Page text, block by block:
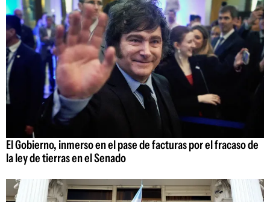
El Gobierno, inmerso en el pase de facturas por el fracaso de
la ley de tierras en el Senado